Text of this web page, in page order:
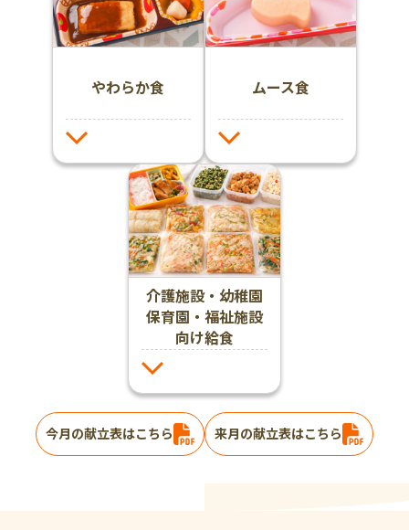
やわらか食 ムース食
介護施設・幼稚園
保育園・福祉施設
向け給食
今月の献立表はこちら 来月の献立表はこちら